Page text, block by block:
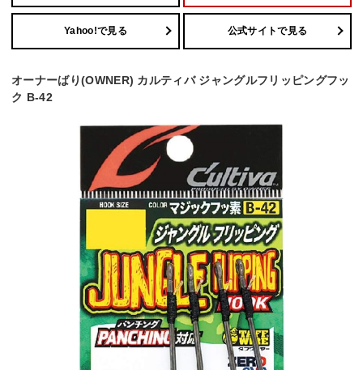
Yahoo!で見る 公式サイトで見る
オーナーばり(OWNER) カルティバ ジャングルフリッピングフッ
ク B-42